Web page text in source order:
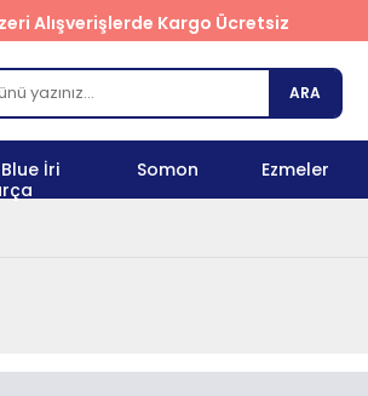
Alışverişlerde Kargo Ücretsiz
ARA
İri
Somon Ezmeler